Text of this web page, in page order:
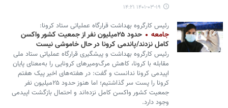
۱۴۰۱-۰۳-۱۹ ۱۴:۲۱
رئیس کارگروه بهداشت قرارگاه عملیاتی ستاد کرونا:
جامعه
حدود ۲۵میلیون نفر از جمعیت کشور واکسن
کامل نزدند/پاندمی کرونا در حال خاموشی نیست
رئیس کارگروه بهداشت و پیشگیری قرارگاه عملیاتی ستاد ملی
مقابله با کرونا، کاهش مرگ‌ومیرهای کرونایی را به‌معنای پایان
اپیدمی کرونا ندانست و گفت: در هفته‌های اخیر پیک هفتم
کرونا را پست سر گذاشتیم؛ اما هنوز حدود ۲۵میلیون نفر
جمعیت کشور واکسن کامل نزده‌اند و احتمال بازگشت اپیدمی
وجود دارد.